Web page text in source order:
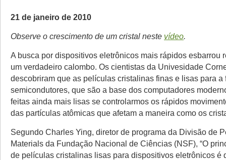
21 de janeiro de 2010
Observe o crescimento de um cristal neste vídeo.
A busca por dispositivos eletrônicos mais rápidos esbarrou
um verdadeiro calombo. Os cientistas da Univesidade
descobriram que as películas cristalinas finas e lisas para a
semicondutores, que são a base dos computadores
feitas ainda mais lisas se controlarmos os rápidos
das partículas atômicas que afetam a maneira como os
Segundo Charles Ying, diretor de programa da Divisão de
Materials da Fundação Nacional de Ciências (NSF), “O
de películas cristalinas lisas para dispositivos eletrônicos é